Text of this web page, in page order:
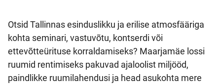
Otsid Tallinnas esinduslikku ja erilise atmosfääriga
kohta seminari, vastuvõtu, kontserdi või
ettevõtteürituse korraldamiseks? Maarjamäe lossi
ruumid rentimiseks pakuvad ajaloolist miljööd,
paindlikke ruumilahendusi ja head asukohta mere